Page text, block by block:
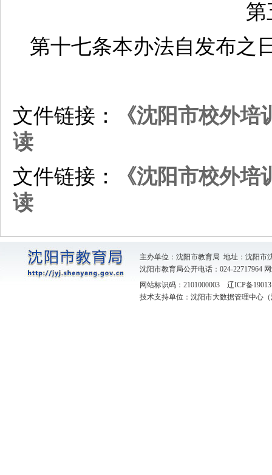
第
第十七条本办法自发布之
文件链接：
《沈阳市校外
读
文件链接：
《沈阳市校外
读
主办单位：沈阳市教育局 地址：沈阳
沈阳市教育局公开电话：024-22717964
网站标识码：2101000003 辽ICP备
技术支持单位：沈阳市大数据管理中心